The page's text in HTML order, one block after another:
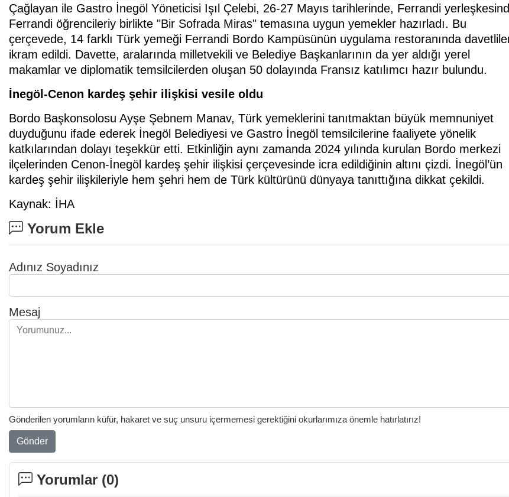
Çağlayan ile Gastro İnegöl Yöneticisi Işıl Çelebi, 26-27 Mayıs tarihlerinde, Ferrandi
Ferrandi öğrencileriy birlikte "Bir Sofrada Miras" temasına uygun yemekler hazırladı. Bu
çerçevede, 14 farklı Türk yemeği Ferrandi Bordo Kampüsünün uygulama restoranında
ikram edildi. Davette, aralarında milletvekili ve Belediye Başkanlarının da yer aldığı yerel
makamlar ve diplomatik temsilcilerden oluşan 50 dolayında Fransız katılımcı hazır bulundu.
İnegöl-Cenon kardeş şehir ilişkisi vesile oldu
Bordo Başkonsolosu Ayşe Şebnem Manav, Türk yemeklerini tanıtmaktan büyük memnuniyet
duyduğunu ifade ederek İnegöl Belediyesi ve Gastro İnegöl temsilcilerine faaliyete yönelik
katkılarından dolayı teşekkür etti. Etkinliğin aynı zamanda 2024 yılında kurulan Bordo merkezi
ilçelerinden Cenon-İnegöl kardeş şehir ilişkisi çerçevesinde icra edildiğinin altını çizdi. İnegöl’ün
kardeş şehir ilişkileriyle hem şehri hem de Türk kültürünü dünyaya tanıttığına dikkat çekildi.
Kaynak: İHA
Yorum Ekle
Adınız Soyadınız
Mesaj
Gönderilen yorumların küfür, hakaret ve suç unsuru içermemesi gerektiğini okurlarımıza önemle hatırlatırız!
Gönder
Yorumlar (0)